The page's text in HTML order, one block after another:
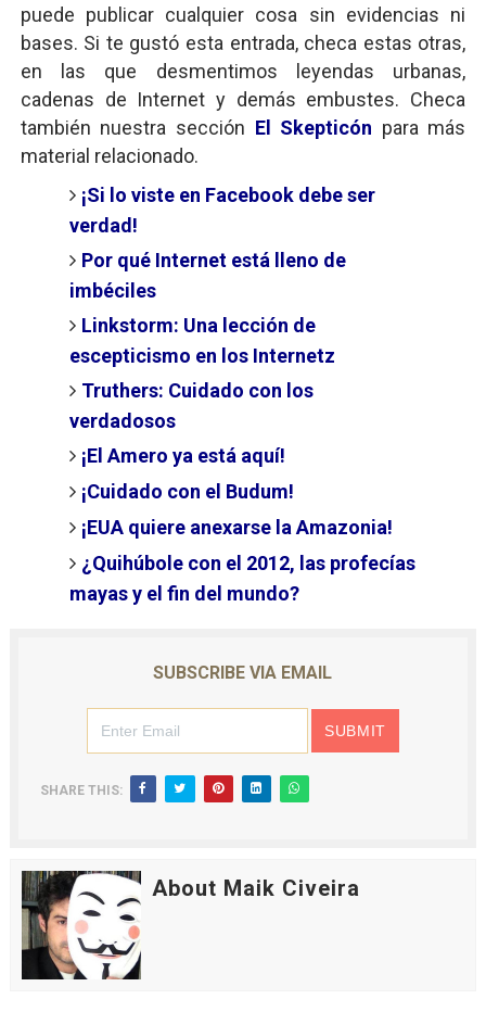
puede publicar cualquier cosa sin evidencias ni
bases. Si te gustó esta entrada, checa estas otras,
en las que desmentimos leyendas urbanas,
cadenas de Internet y demás embustes. Checa
también nuestra sección El Skepticón para más
material relacionado.
¡Si lo viste en Facebook debe ser
verdad!
Por qué Internet está lleno de
imbéciles
Linkstorm: Una lección de
escepticismo en los Internetz
Truthers: Cuidado con los
verdadosos
¡El Amero ya está aquí!
¡Cuidado con el Budum!
¡EUA quiere anexarse la Amazonia!
¿Quihúbole con el 2012, las profecías
mayas y el fin del mundo?
SUBSCRIBE VIA EMAIL
SHARE THIS:
About Maik Civeira